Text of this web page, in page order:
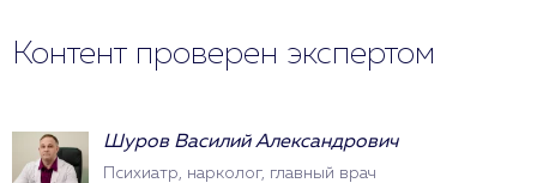
Контент проверен экспертом
Шуров Василий Александрович
Психиатр, нарколог, главный врач